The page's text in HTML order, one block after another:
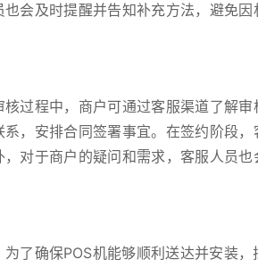
会及时提醒并告知补充方法，避免因
过程中，商户可通过客服渠道了解审
，安排合同签署事宜。在签约阶段
对于商户的疑问和需求，客服人员
了确保POS机能够顺利送达并安装